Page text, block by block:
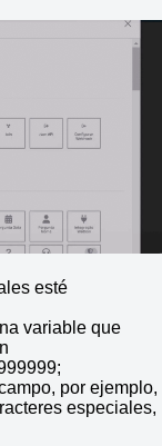
esté
variable que
por ejemplo,
especiales,